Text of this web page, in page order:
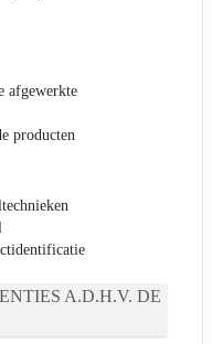
afgewerkte
producten
A.D.H.V. DE